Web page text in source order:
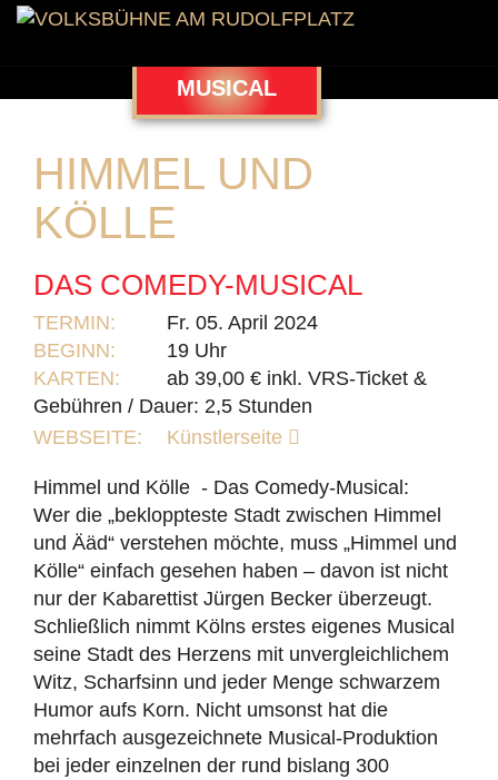
MUSICAL
HIMMEL UND
KÖLLE
DAS COMEDY-MUSICAL
TERMIN:
Fr. 05. April 2024
BEGINN:
19 Uhr
KARTEN:
ab 39,00 € inkl. VRS-Ticket &
Gebühren / Dauer: 2,5 Stunden
WEBSEITE:
Künstlerseite
Himmel und Kölle - Das Comedy-Musical:
Wer die „bekloppteste Stadt zwischen Himmel
und Ääd“ verstehen möchte, muss „Himmel und
Kölle“ einfach gesehen haben – davon ist nicht
nur der Kabarettist Jürgen Becker überzeugt.
Schließlich nimmt Kölns erstes eigenes Musical
seine Stadt des Herzens mit unvergleichlichem
Witz, Scharfsinn und jeder Menge schwarzem
Humor aufs Korn. Nicht umsonst hat die
mehrfach ausgezeichnete Musical-Produktion
bei jeder einzelnen der rund bislang 300